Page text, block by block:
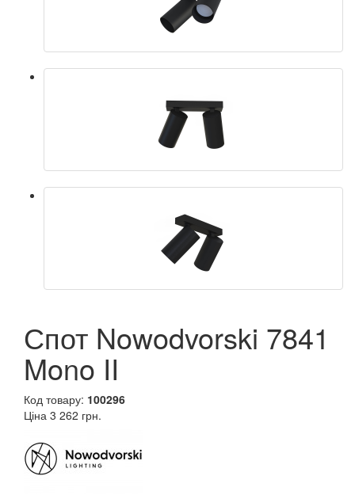
Спот Nowodvorski 7841
Mono II
Код товару: 100296
Ціна 3 262 грн.